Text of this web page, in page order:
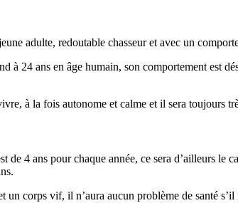
adulte, redoutable chasseur et avec un
à 24 ans en âge humain, son comportement est
à la fois autonome et calme et il sera toujours
de 4 ans pour chaque année, ce sera d’ailleurs
corps vif, il n’aura aucun problème de santé